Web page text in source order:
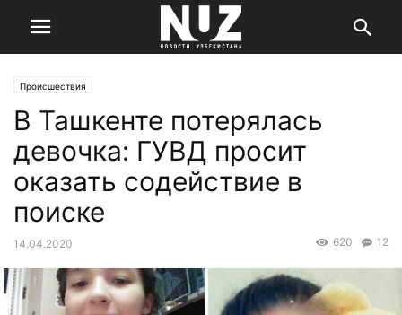
Происшествия
В Ташкенте потерялась
девочка: ГУВД просит
оказать содействие в
поиске
14.04.2020 12
620